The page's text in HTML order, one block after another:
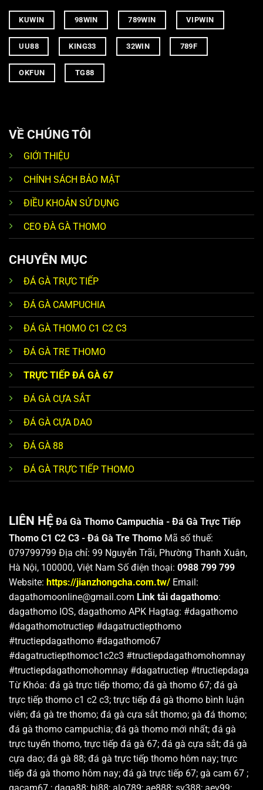
KUWIN 98WIN 789WIN VIPWIN
UU88 KING33 32WIN 789F
OKFUN TG88
VỀ CHÚNG TÔI
GIỚI THIỆU
CHÍNH SÁCH BẢO MẬT
ĐIỀU KHOẢN SỬ DỤNG
CEO ĐÀ GÀ THOMO
CHUYÊN MỤC
ĐÁ GÀ TRỰC TIẾP
ĐÁ GÀ CAMPUCHIA
ĐÁ GÀ THOMO C1 C2 C3
ĐÁ GÀ TRE THOMO
TRỰC TIẾP ĐÁ GÀ 67
ĐÁ GÀ CỰA SẮT
ĐÁ GÀ CỰA DAO
ĐÁ GÀ 88
ĐÁ GÀ TRỰC TIẾP THOMO
LIÊN HỆ Đá Gà Thomo Campuchia - Đá Gà Trực Tiếp
Thomo C1 C2 C3 - Đá Gà Tre Thomo Mã số thuế:
079799799 Địa chỉ: 99 Nguyễn Trãi, Phường Thanh Xuân,
Hà Nội, 100000, Việt Nam Số điện thoại: 0988 799 799
Website: https://jianzhongcha.com.tw/ Email:
dagathomoonline@gmail.com Link tải dagathomo:
dagathomo IOS, dagathomo APK Hagtag: #dagathomo
#dagathomotructiep #dagatructiepthomo
#tructiepdagathomo #dagathomo67
#dagatructiepthomoc1c2c3 #tructiepdagathomohomnay
#tructiepdagathomohomnay #dagatructiep #tructiepdaga
Từ Khóa: đá gà trực tiếp thomo; đá gà thomo 67; đá gà
trực tiếp thomo c1 c2 c3; trực tiếp đá gà thomo bình luận
viên; đá gà tre thomo; đá gà cựa sắt thomo; gà đá thomo;
đá gà thomo campuchia; đá gà thomo mới nhất; đá gà
trực tuyến thomo, trực tiếp đá gà 67; đá gà cựa sắt; đá gà
cựa dao; đá gà 88; đá gà trực tiếp thomo hôm nay; trực
tiếp đá gà thomo hôm nay; đá gà trực tiếp 67; gà cam 67 ;